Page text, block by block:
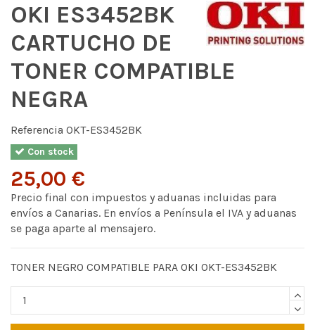
OKI ES3452BK
CARTUCHO DE
TONER COMPATIBLE
NEGRA
Referencia OKT-ES3452BK
Con stock
25,00 €
Precio final con impuestos y aduanas incluidas para
envíos a Canarias. En envíos a Península el IVA y aduanas
se paga aparte al mensajero.
TONER NEGRO COMPATIBLE PARA OKI OKT-ES3452BK